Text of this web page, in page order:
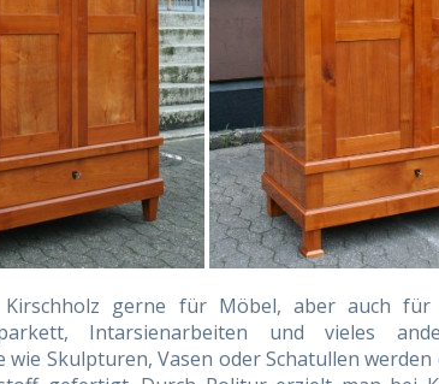
gerne für Möbel, aber auch für
Intarsienarbeiten und vieles
wie Skulpturen, Vasen oder Schatullen